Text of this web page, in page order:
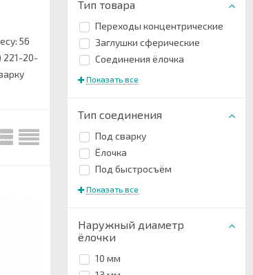
Тип товара
Переходы концентрические
Заглушки сферические
Соединения ёлочка
Показать все
Тип соединения
Под сварку
Ёлочка
Под быстросъём
Показать все
Наружный диаметр
ёлочки
10 мм
56
221-20-